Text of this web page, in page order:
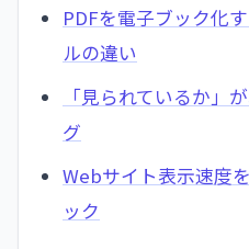
PDFを電子ブック化
ルの違い
「見られているか」
グ
Webサイト表示速度
ック